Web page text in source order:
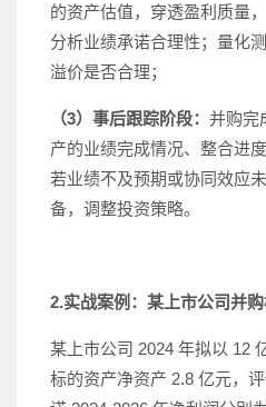
的资产估值，穿透盈利质量
分析业绩承诺合理性；量化
溢价是否合理；
（3）事后跟踪阶段： 并购完
产的业绩完成情况、整合进
若业绩不及预期或协同效应
备，调整投资策略。
2.实战案例：某上市公司并
某上市公司 2024 年拟以 12
标的资产净资产 2.8 亿元，